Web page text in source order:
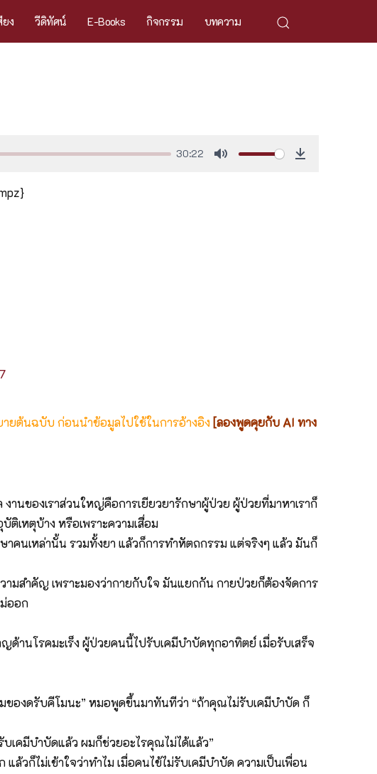
ยง วีดิทัศน์ E-Books กิจกรรม บทความ
30:22
ยต้นฉบับ ก่อนนำข้อมูลไปใช้ในการอ้างอิง [ลองพูดคุยกับ AI ทาง
านของเราส่วนใหญ่คือการเยียวยารักษาผู้ป่วย ผู้ป่วยที่มาหาเราก็
ติเหตุบ้าง หรือเพราะความเสื่อม
าคนเหล่านั้น รวมทั้งยา แล้วก็การทำหัตถกรรม แต่จริงๆ แล้ว มันก็
มสำคัญ เพราะมองว่ากายกับใจ มันแยกกัน กายป่วยก็ต้องจัดการ
ออก
ด้านโรคมะเร็ง ผู้ป่วยคนนี้ไปรับเคมีบำบัดทุกอาทิตย์ เมื่อรับเสร็จ
ของดรับคีโมนะ” หมอพูดขึ้นมาทันทีว่า “ถ้าคุณไม่รับเคมีบำบัด ก็
เคมีบำบัดแล้ว ผมก็ช่วยอะไรคุณไม่ได้แล้ว”
วก็ไม่เข้าใจว่าทำไม เมื่อคนไข้ไม่รับเคมีบำบัด ความเป็นเพื่อน